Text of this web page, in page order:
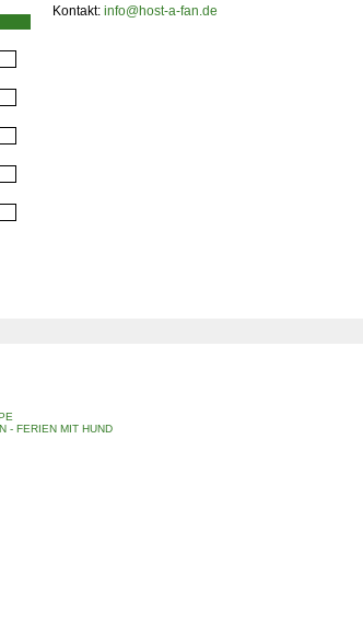
Kontakt: info@host-a-fan.de
- FERIEN MIT HUND